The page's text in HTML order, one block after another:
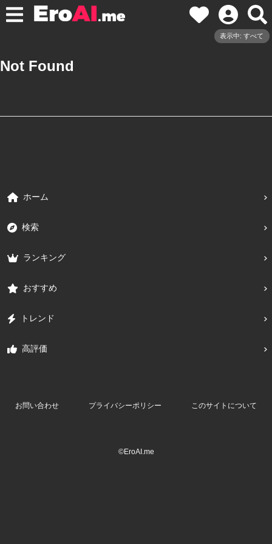
表示中: すべて
Not Found
ホーム
検索
ランキング
おすすめ
トレンド
高評価
お問い合わせ プライバシーポリシー このサイトについて
©EroAI.me